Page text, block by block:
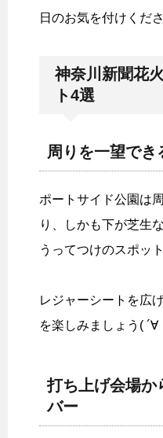
日のお気を付けくださ
神奈川新聞花
ト4選
周りを一望でき
ポートサイド公園は
り、しかも下が芝生
うってつけのスポッ
レジャーシートを広
を楽しみましょう( ´∀
打ち上げ会場か
バー